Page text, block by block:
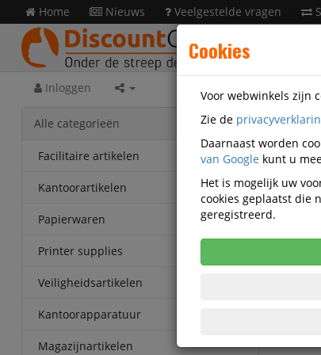
Home Nieuws Veelgestelde vragen
Inloggen
Alle categorieën
Facilitaire artikelen
Kantoorartikelen
Papierwaren
Printer supplies
Veiligheidsartikelen
Kantoorapparatuur
Magazijnartikelen
Cookies
Voor webwinkels zijn
Zie de
Daarnaast worden
van Google kunt u
Het is mogelijk uw
cookies geplaatst die
geregistreerd.